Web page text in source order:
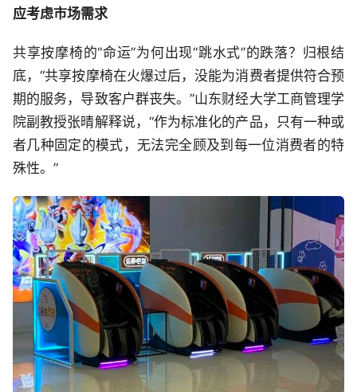
应考虑市场需求
共享按摩椅的“命运”为何出现“跳水式”的跌落？归根结
底，“共享按摩椅在火爆过后，没能为消费者提供符合预
期的服务，导致客户群丧失。”山东财经大学工商管理学
院副教授张晴解释说，“作为标准化的产品，只有一种或
者几种固定的模式，无法完全顾及到每一位消费者的特
殊性。”